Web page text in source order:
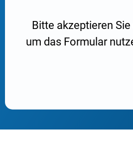
Bitte akzeptieren
um das Formular